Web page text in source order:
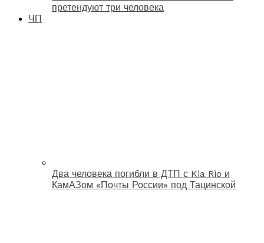
претендуют три человека
ЧП
Два человека погибли в ДТП с Kia Rio и
КамАЗом «Почты России» под Тацинской